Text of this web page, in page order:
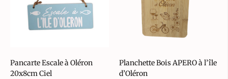
Pancarte Escale à Oléron
20x8cm Ciel
Planchette Bois APERO à l’île
d’Oléron